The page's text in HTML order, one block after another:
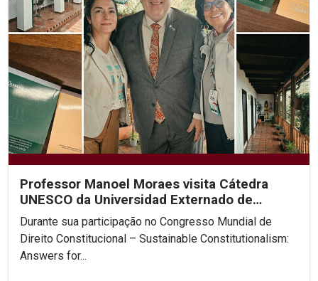
Professor Manoel Moraes visita Cátedra
UNESCO da Universidad Externado de
Colombia
Durante sua participação no Congresso Mundial de
Direito Constitucional – Sustainable Constitutionalism:
Answers for...